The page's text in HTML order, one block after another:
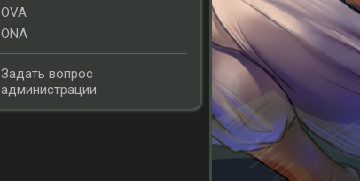
OVA
ONA
Задать вопрос
администрации